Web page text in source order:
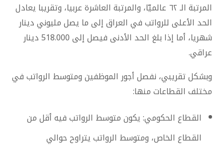
المرتبة الـ ٦٢ عالميّا، والمرتبة العاشرة عربيا، وتقريبا يعادل
الحد الأعلى للرواتب في العراق إلى ما يصل مليوني دينار
شهريا، أما إذا بلغ الحد الأدنى فيصل إلى 518.000 دينار
عراقي.
وبشكل تقريبي، نفصل أجور الموظفين ومتوسط الرواتب في
مختلف القطاعات منها:
القطاع الحكومي: يكون متوسط الرواتب فيه أقل من
القطاع الخاص، ومتوسط الرواتب يتراوح حوالي